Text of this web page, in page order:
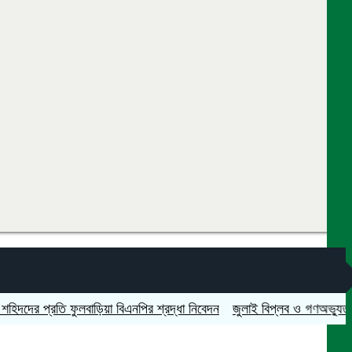
ফুলবাড়িয়া বিএনপির শ্রদ্ধা নিবেদন
জুলাই বিপ্লব ও গণঅভ্যুত্থান দিবস